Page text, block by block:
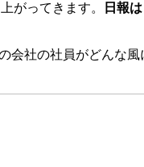
がってきます。
日報
社の社員がどんな